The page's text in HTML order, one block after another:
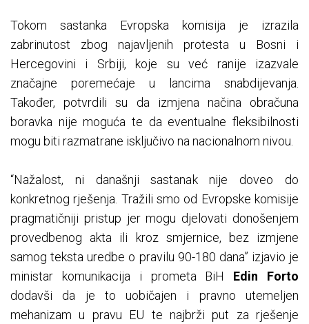
Tokom sastanka Evropska komisija je izrazila
zabrinutost zbog najavljenih protesta u Bosni i
Hercegovini i Srbiji, koje su već ranije izazvale
značajne poremećaje u lancima snabdijevanja.
Također, potvrdili su da izmjena načina obračuna
boravka nije moguća te da eventualne fleksibilnosti
mogu biti razmatrane isključivo na nacionalnom nivou.
“Nažalost, ni današnji sastanak nije doveo do
konkretnog rješenja. Tražili smo od Evropske komisije
pragmatičniji pristup jer mogu djelovati donošenjem
provedbenog akta ili kroz smjernice, bez izmjene
samog teksta uredbe o pravilu 90-180 dana” izjavio je
ministar komunikacija i prometa BiH Edin Forto
dodavši da je to uobičajen i pravno utemeljen
mehanizam u pravu EU te najbrži put za rješenje